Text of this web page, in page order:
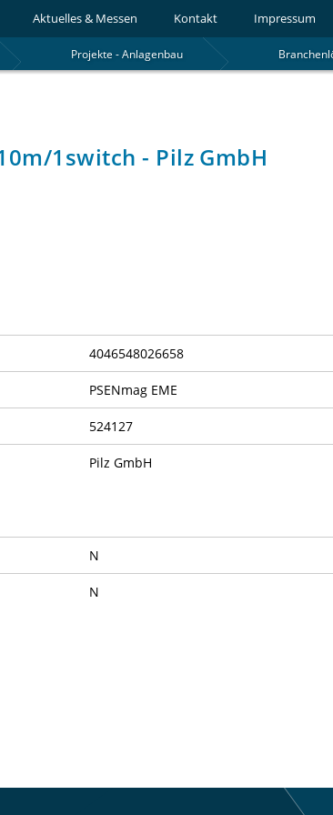
Aktuelles & Messen Kontakt Impressum
Projekte - Anlagenbau
1switch - Pilz GmbH
4046548026658
PSENmag EME
524127
Pilz GmbH
N
N